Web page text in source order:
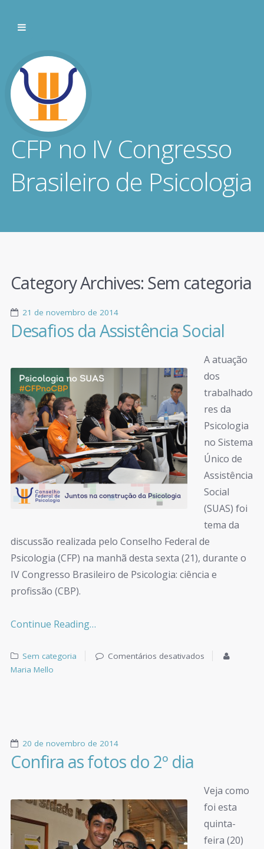
CFP no IV Congresso
Brasileiro de Psicologia
Category Archives: Sem categoria
21 de novembro de 2014
Desafios da Assistência Social
A atuação
dos
trabalhado
res da
Psicologia
no Sistema
Único de
Assistência
Social
(SUAS) foi
tema da
discussão realizada pelo Conselho Federal de
Psicologia (CFP) na manhã desta sexta (21), durante o
IV Congresso Brasileiro de Psicologia: ciência e
profissão (CBP).
Continue Reading…
Sem categoria
Comentários desativados
Maria Mello
20 de novembro de 2014
Confira as fotos do 2º dia
Veja como
foi esta
quinta-
feira (20)